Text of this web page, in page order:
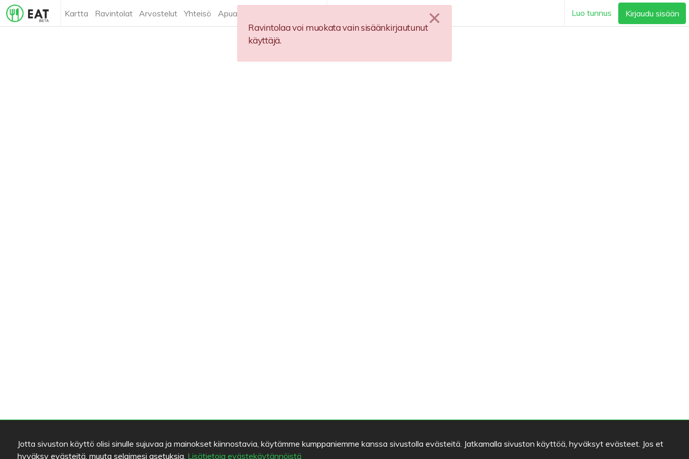
Kartta Ravintolat Arvostelut Yhteisö Apua Luo tunnus Kirjaudu sisään
Ravintolaa voi muokata vain sisäänkirjautunut
käyttäjä.
Jotta sivuston käyttö olisi sinulle sujuvaa ja mainokset kiinnostavia, käytämme kumppaniemme kanssa sivustolla evästeitä. Jatkamalla sivuston käyttöä, hyväksyt evästeet. Jos et
hyväksy evästeitä, muuta selaimesi asetuksia. Lisätietoja evästekäytännöistä